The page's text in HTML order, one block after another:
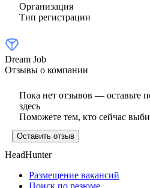
Организация
Тип регистрации
Dream Job
Отзывы о компании
Пока нет отзывов — оставьте
здесь
Поможете тем, кто сейчас
Оставить отзыв
HeadHunter
Размещение вакансий
Поиск по резюме